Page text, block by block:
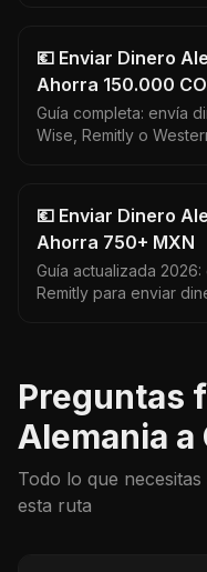
💶 Enviar Dinero
Ahorra 150.000
Guía completa: envía
Wise, Remitly o
💶 Enviar Dinero
Ahorra 750+ MXN
Guía actualizada
Remitly para enviar
Preguntas
Alemania a
Todo lo que
esta ruta